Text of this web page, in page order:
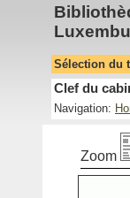
Sélection du
Clef du
Navigation:
Zoom